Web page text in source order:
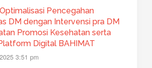
Pencegahan
DM dengan Intervensi pra DM
Promosi Kesehatan serta
Digital BAHIMAT
3:51 pm